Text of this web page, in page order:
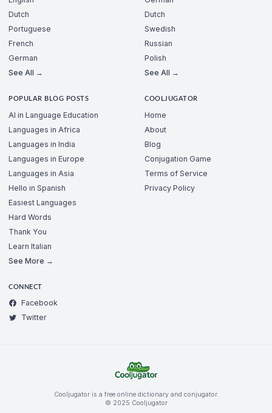
Dutch
Portuguese
French
German
See All →
Dutch
Swedish
Russian
Polish
See All →
POPULAR BLOG POSTS
AI in Language Education
Languages in Africa
Languages in India
Languages in Europe
Languages in Asia
Hello in Spanish
Easiest Languages
Hard Words
Thank You
Learn Italian
See More →
COOLJUGATOR
Home
About
Blog
Conjugation Game
Terms of Service
Privacy Policy
CONNECT
Facebook
Twitter
Cooljugator is a free online dictionary and conjugator.
© 2025 Cooljugator